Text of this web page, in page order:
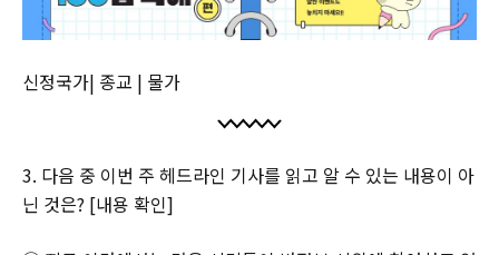
신정국가| 종교 | 물가
3. 다음 중 이번 주 헤드라인 기사를 읽고 알 수 있는 내용이 아
닌 것은? [내용 확인]